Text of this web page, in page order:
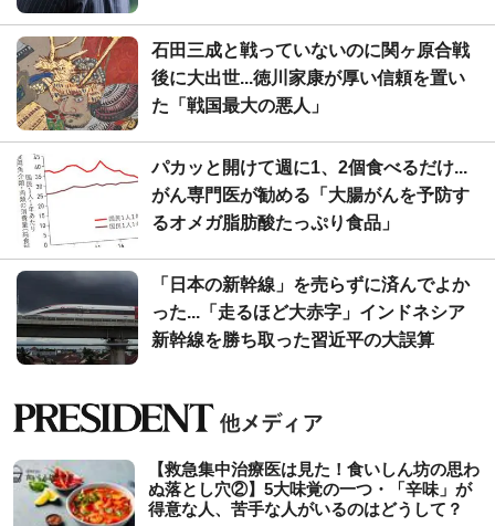
石田三成と戦っていないのに関ヶ原合戦
後に大出世...徳川家康が厚い信頼を置い
た「戦国最大の悪人」
パカッと開けて週に1、2個食べるだけ...
がん専門医が勧める「大腸がんを予防す
るオメガ脂肪酸たっぷり食品」
「日本の新幹線」を売らずに済んでよか
った...「走るほど大赤字」インドネシア
新幹線を勝ち取った習近平の大誤算
【救急集中治療医は見た！食いしん坊の思わ
ぬ落とし穴②】5大味覚の一つ・「辛味」が
得意な人、苦手な人がいるのはどうして？